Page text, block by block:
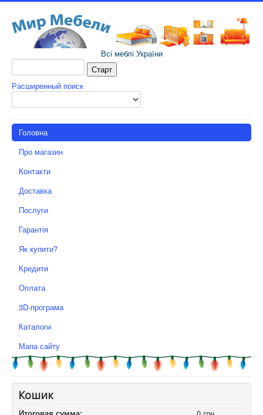
Всі меблі України
Расширенный поиск
Головна
Про магазин
Контакти
Доставка
Послуги
Гарантія
Як купити?
Кредити
Оплата
3D-програма
Каталоги
Мапа сайту
Кошик